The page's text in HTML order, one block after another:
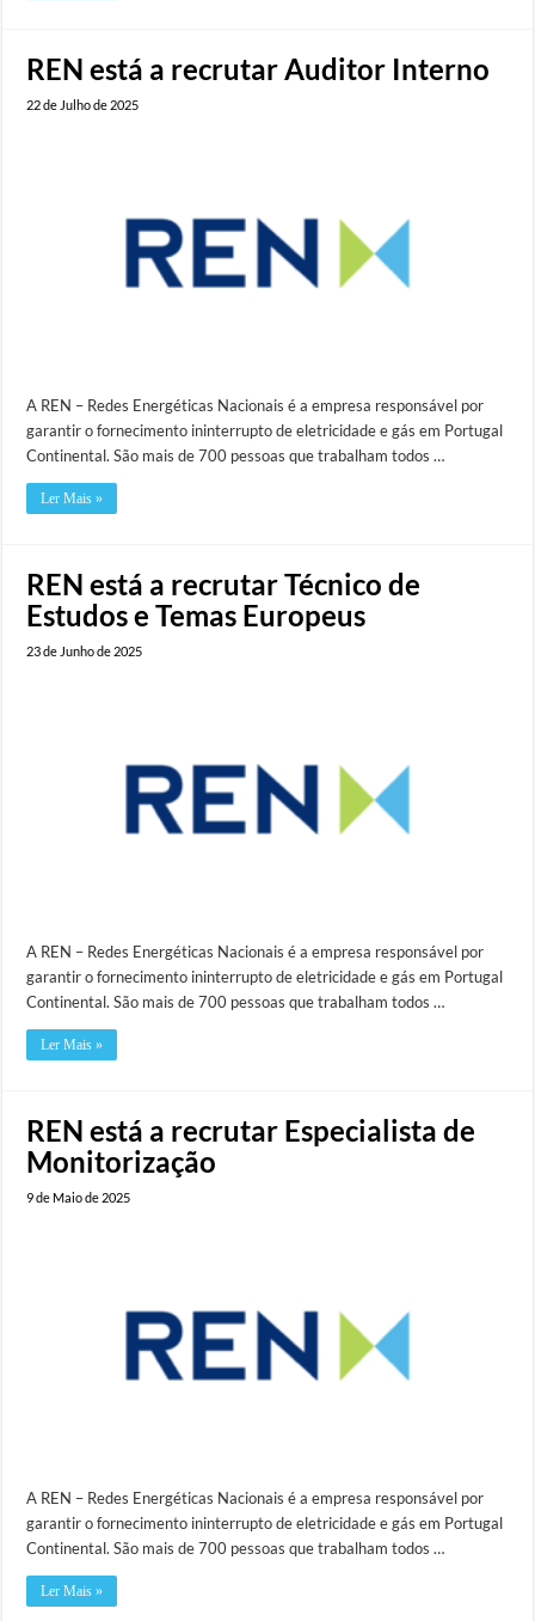
REN está a recrutar Auditor Interno
22 de Julho de 2025
A REN – Redes Energéticas Nacionais é a empresa responsável por
garantir o fornecimento ininterrupto de eletricidade e gás em Portugal
Continental. São mais de 700 pessoas que trabalham todos …
Ler Mais »
REN está a recrutar Técnico de
Estudos e Temas Europeus
23 de Junho de 2025
A REN – Redes Energéticas Nacionais é a empresa responsável por
garantir o fornecimento ininterrupto de eletricidade e gás em Portugal
Continental. São mais de 700 pessoas que trabalham todos …
Ler Mais »
REN está a recrutar Especialista de
Monitorização
9 de Maio de 2025
A REN – Redes Energéticas Nacionais é a empresa responsável por
garantir o fornecimento ininterrupto de eletricidade e gás em Portugal
Continental. São mais de 700 pessoas que trabalham todos …
Ler Mais »